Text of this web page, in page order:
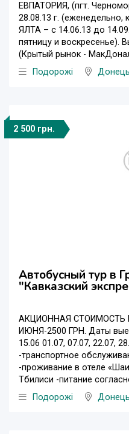
ЕВПАТОРИЯ, (пгт.
28.08.13 г.
ЯЛТА – с 14.06.13 до
пятницу и воскресенье).
(Крытый рынок -
Подорожі
2 500 грн.
Автобусный тур в
"Кавказский
АКЦИОННАЯ СТОИМОСТЬ
ИЮНЯ-2500 ГРН. Даты
15.06 01.07, 07.07, 22.07,
-транспортное
-проживание в отеле
Тбилиси -питание
Подорожі